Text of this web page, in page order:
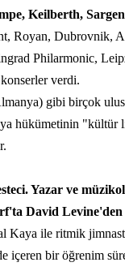
Keilberth,
Royan, Dubrovnik,
Philarmonic,
verdi.
gibi birçok
"kültür
Yazar ve
David Levine'den
Kaya ile ritmik
içeren bir öğrenim